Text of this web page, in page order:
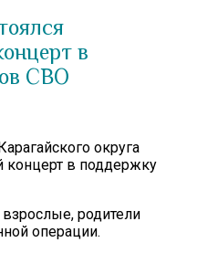
в
СВО
округа
концерт в поддержку
родители
операции.